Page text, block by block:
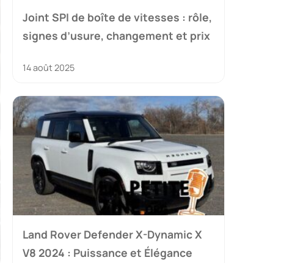
Joint SPI de boîte de vitesses : rôle,
signes d’usure, changement et prix
14 août 2025
Land Rover Defender X-Dynamic X
V8 2024 : Puissance et Élégance